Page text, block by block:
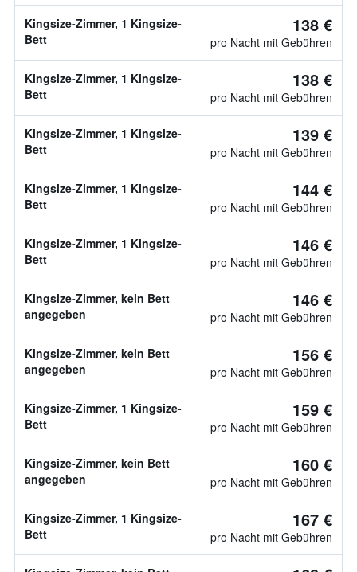
Kingsize-Zimmer, 1 Kingsize-
Bett
138 €
pro Nacht mit Gebühren
Kingsize-Zimmer, 1 Kingsize-
Bett
138 €
pro Nacht mit Gebühren
Kingsize-Zimmer, 1 Kingsize-
Bett
139 €
pro Nacht mit Gebühren
Kingsize-Zimmer, 1 Kingsize-
Bett
144 €
pro Nacht mit Gebühren
Kingsize-Zimmer, 1 Kingsize-
Bett
146 €
pro Nacht mit Gebühren
Kingsize-Zimmer, kein Bett
angegeben
146 €
pro Nacht mit Gebühren
Kingsize-Zimmer, kein Bett
angegeben
156 €
pro Nacht mit Gebühren
Kingsize-Zimmer, 1 Kingsize-
Bett
159 €
pro Nacht mit Gebühren
Kingsize-Zimmer, kein Bett
angegeben
160 €
pro Nacht mit Gebühren
Kingsize-Zimmer, 1 Kingsize-
Bett
167 €
pro Nacht mit Gebühren